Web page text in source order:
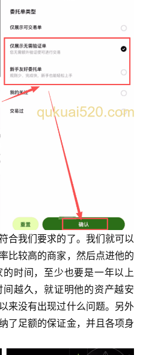
合我们要求的了。我们就可以
比较高的商家，然后点进他的
时间，至少也要是一年以上
越久，就证明他的资产越安
来没有出现过什么问题。另外
了足额的保证金，并且各项身